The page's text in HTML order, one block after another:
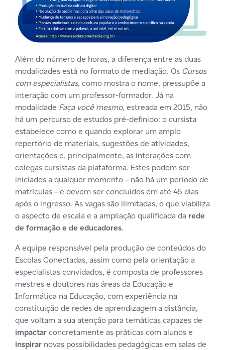
Além do número de horas, a diferença entre as duas
modalidades está no formato de mediação. Os Cursos
com especialistas, como mostra o nome, pressupõe a
interação com um professor-formador. Já na
modalidade Faça você mesmo, estreada em 2015, não
há um percurso de estudos pré-definido: o cursista
estabelece como e quando explorar um amplo
repertório de materiais, sugestões de atividades,
orientações e, principalmente, as interações com
colegas cursistas da plataforma. Estes podem ser
iniciados a qualquer momento – não há um período de
matrículas – e devem ser concluídos em até 45 dias
após o ingresso. As vagas são ilimitadas, o que viabiliza
o aspecto de escala e a ampliação qualificada da rede
de formação e de educadores.
A equipe responsável pela produção de conteúdos do
Escolas Conectadas, assim como pela orientação a
especialistas convidados, é composta de professores
mestres e doutores nas áreas da Educação e
Informática na Educação, com experiência na
constituição de redes de aprendizagem a distância,
que voltam a sua atenção para temáticas capazes de
impactarconcretamente as práticas com alunos e
inspirar novas possibilidades pedagógicas em salas de